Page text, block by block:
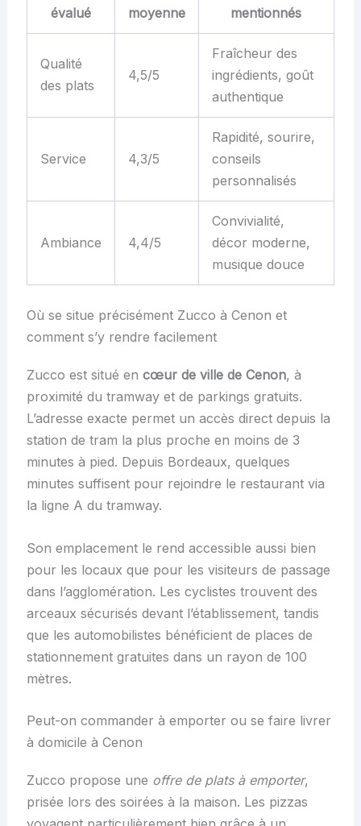
évalué
moyenne
mentionnés
Qualité
des plats
4,5/5
Fraîcheur des
ingrédients, goût
authentique
Service 4,3/5
Rapidité, sourire,
conseils
personnalisés
Ambiance 4,4/5
Convivialité,
décor moderne,
musique douce
Où se situe précisément Zucco à Cenon et
comment s’y rendre facilement
Zucco est situé en cœur de ville de Cenon, à
proximité du tramway et de parkings gratuits.
L’adresse exacte permet un accès direct depuis la
station de tram la plus proche en moins de 3
minutes à pied. Depuis Bordeaux, quelques
minutes suffisent pour rejoindre le restaurant via
la ligne A du tramway.
Son emplacement le rend accessible aussi bien
pour les locaux que pour les visiteurs de passage
dans l’agglomération. Les cyclistes trouvent des
arceaux sécurisés devant l’établissement, tandis
que les automobilistes bénéficient de places de
stationnement gratuites dans un rayon de 100
mètres.
Peut-on commander à emporter ou se faire livrer
à domicile à Cenon
Zucco propose une offre de plats à emporter,
prisée lors des soirées à la maison. Les pizzas